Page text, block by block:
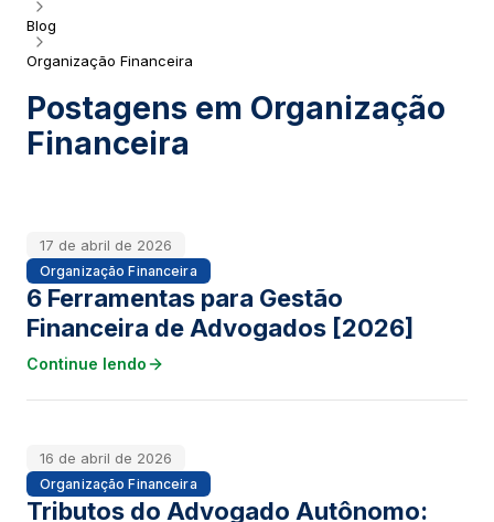
Blog
Organização Financeira
Postagens em Organização
Financeira
17 de abril de 2026
Organização Financeira
6 Ferramentas para Gestão
Financeira de Advogados [2026]
Continue lendo
16 de abril de 2026
Organização Financeira
Tributos do Advogado Autônomo: